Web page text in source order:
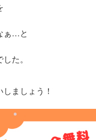
ぁ…と
た。
ましょう！